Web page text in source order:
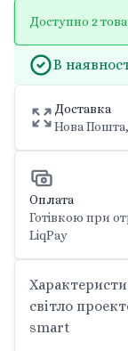
Доступно 2
В
Доставка
Нова
Оплата
Готівкою при
LiqPay
світло
smart